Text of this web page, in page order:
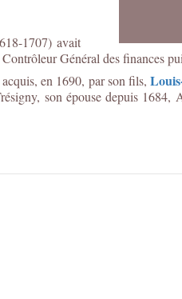
1707) avait
Général des finances
en 1690, par son fils,
son épouse depuis 1684,